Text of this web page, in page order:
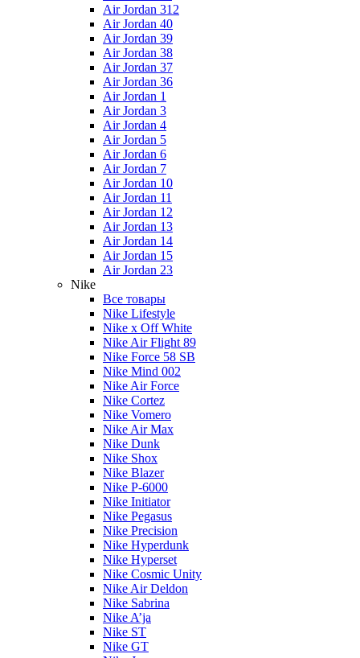
Air Jordan 312
Air Jordan 40
Air Jordan 39
Air Jordan 38
Air Jordan 37
Air Jordan 36
Air Jordan 1
Air Jordan 3
Air Jordan 4
Air Jordan 5
Air Jordan 6
Air Jordan 7
Air Jordan 10
Air Jordan 11
Air Jordan 12
Air Jordan 13
Air Jordan 14
Air Jordan 15
Air Jordan 23
Nike
Все товары
Nike Lifestyle
Nike x Off White
Nike Air Flight 89
Nike Force 58 SB
Nike Mind 002
Nike Air Force
Nike Cortez
Nike Vomero
Nike Air Max
Nike Dunk
Nike Shox
Nike Blazer
Nike P-6000
Nike Initiator
Nike Pegasus
Nike Precision
Nike Hyperdunk
Nike Hyperset
Nike Cosmic Unity
Nike Air Deldon
Nike Sabrina
Nike A’ja
Nike ST
Nike GT